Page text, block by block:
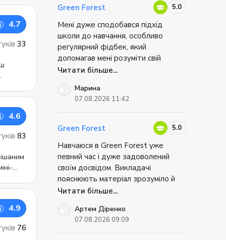
та
сайті
4.7
33
з
Усі
й
4.6
83
4.9
76
знайти на офіційному сайті.
Green Forest 5.0
Мені дуже сподобався підхід
школи до навчання, особливо
регулярний фідбек, який
допомагав мені розуміти свій
прогрес та сфери для покращення.
інтерактивним і добре
структурованим був навчальний
цифровий підручник і мобільний
застосунок, які зробили навчання
зручним та цікавим.
Читати більше...
Марина
07.08.2026 11:42
Green Forest 5.0
Навчаюся в Green Forest уже
певний час і дуже задоволений
своїм досвідом. Викладачі
пояснюють матеріал зрозуміло й
цікаво, а заняття проходять у
навчатися легко та мотивуюче.
Особливо подобається сучасний
Читати більше...
Артем Діренко
07.08.2026 09:09